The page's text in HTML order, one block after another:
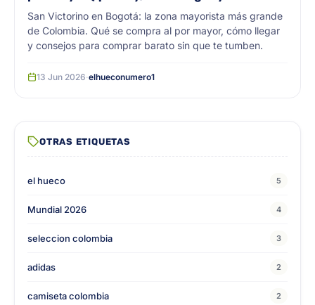
comprar)
San Victorino en Bogotá: la zona mayorista más grande
de Colombia. Qué se compra al por mayor, cómo llegar
y consejos para comprar barato sin que te tumben.
13 Jun 2026·elhueconumero1
OTRAS ETIQUETAS
el hueco 5
Mundial 2026 4
seleccion colombia 3
adidas 2
camiseta colombia 2